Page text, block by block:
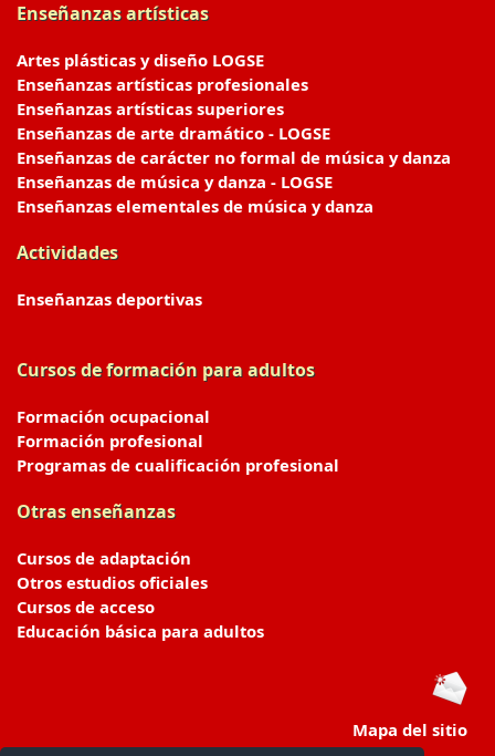
Enseñanzas artísticas
Artes plásticas y diseño LOGSE
Enseñanzas artísticas profesionales
Enseñanzas artísticas superiores
Enseñanzas de arte dramático - LOGSE
Enseñanzas de carácter no formal de música y danza
Enseñanzas de música y danza - LOGSE
Enseñanzas elementales de música y danza
Actividades
Enseñanzas deportivas
Cursos de formación para adultos
Formación ocupacional
Formación profesional
Programas de cualificación profesional
Otras enseñanzas
Cursos de adaptación
Otros estudios oficiales
Cursos de acceso
Educación básica para adultos
Mapa del sitio